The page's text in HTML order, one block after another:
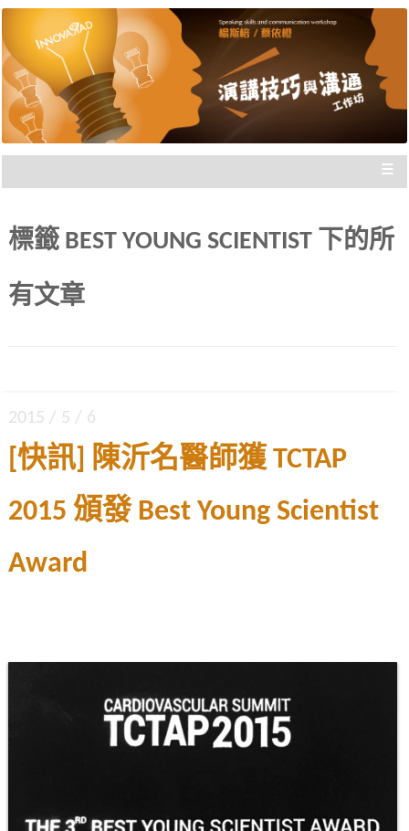
演講技巧與溝通工作坊 |
新思惟國際
楊斯棓與蔡依橙親自講授，理念型
與專業型演講的規劃重點，並有實
際上台互動機會，讓你在與群眾互
≡
標籤 BEST YOUNG SCIENTIST 下的所
有文章
2015 / 5 / 6
[快訊] 陳沂名醫師獲 TCTAP
2015 頒發 Best Young Scientist
Award